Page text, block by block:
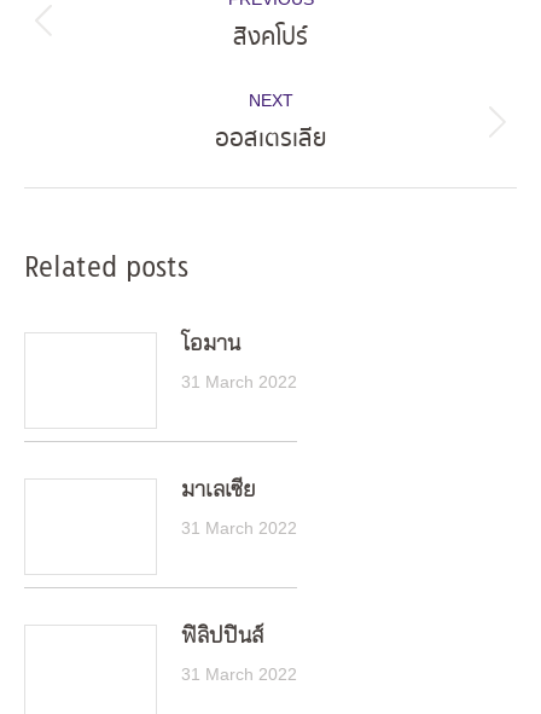
navigation
Previous
สิงคโปร์
NEXT
Next
ออสเตรเลีย
Related posts
โอมาน
31 March 2022
มาเลเซีย
31 March 2022
ฟิลิปปินส์
31 March 2022